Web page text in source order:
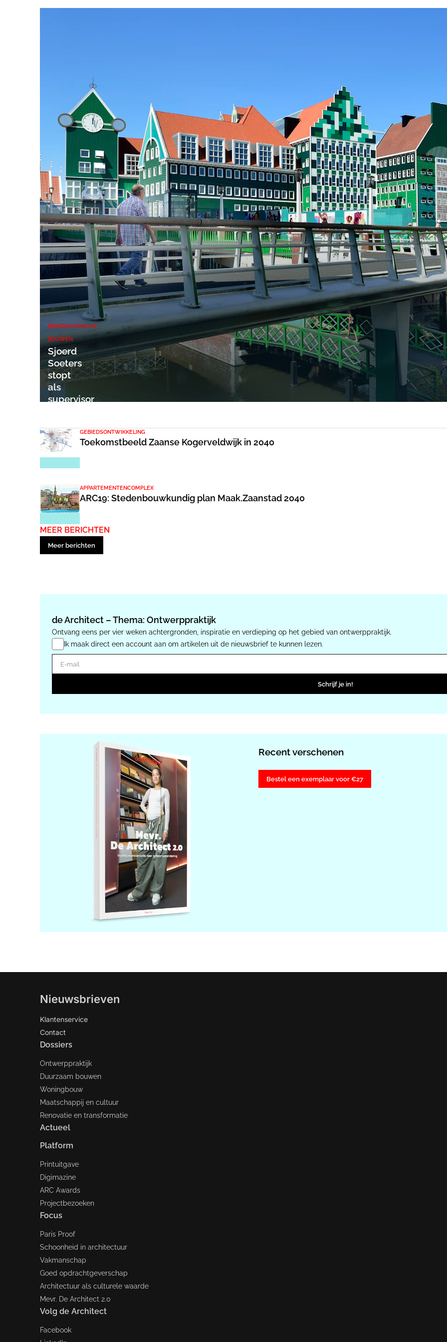
BINNENSTEDELIJK
BOUWEN
Sjoerd
Soeters
stopt
als
supervisor
GEBIEDSONTWIKKELING
Toekomstbeeld Zaanse Kogerveldwijk in 2040
APPARTEMENTENCOMPLEX
ARC19: Stedenbouwkundig plan Maak.Zaanstad 2040
MEER BERICHTEN
Meer berichten
de Architect – Thema: Ontwerppraktijk
Ontvang eens per vier weken achtergronden, inspiratie en verdieping op het gebied van ontwerppraktijk.
Ik maak direct een account aan om artikelen uit de nieuwsbrief te kunnen lezen.
E-mail
Schrijf je in!
Recent verschenen
Bestel een exemplaar voor €27
Nieuwsbrieven
Klantenservice
Contact
Dossiers
Ontwerppraktijk
Duurzaam bouwen
Woningbouw
Maatschappij en cultuur
Renovatie en transformatie
Actueel
Platform
Printuitgave
Digimazine
ARC Awards
Projectbezoeken
Focus
Paris Proof
Schoonheid in architectuur
Vakmanschap
Goed opdrachtgeverschap
Architectuur als culturele waarde
Mevr. De Architect 2.0
Volg de Architect
Facebook